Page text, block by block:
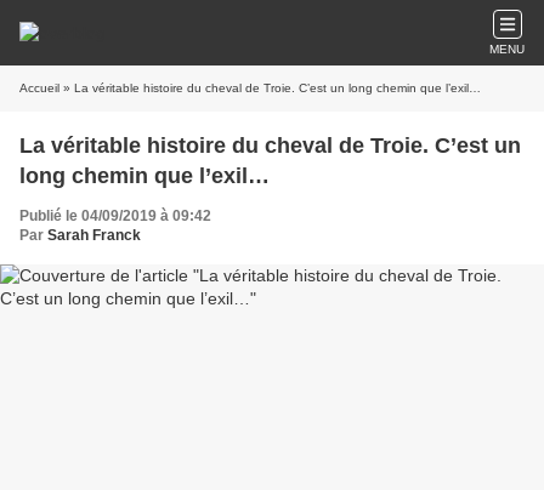
MENU
Accueil » La véritable histoire du cheval de Troie. C’est un long chemin que l’exil…
La véritable histoire du cheval de Troie. C’est un
long chemin que l’exil…
Publié le 04/09/2019 à 09:42
Par Sarah Franck